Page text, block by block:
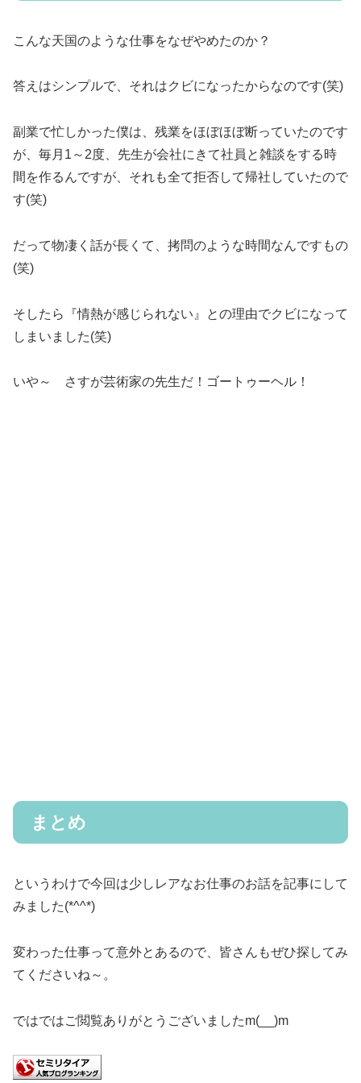
こんな天国のような仕事をなぜやめたのか？
答えはシンプルで、それはクビになったからなのです(笑)
副業で忙しかった僕は、残業をほぼほぼ断っていたのです
が、毎月1～2度、先生が会社にきて社員と雑談をする時
間を作るんですが、それも全て拒否して帰社していたので
す(笑)
だって物凄く話が長くて、拷問のような時間なんですもの
(笑)
そしたら『情熱が感じられない』との理由でクビになって
しまいました(笑)
いや～ さすが芸術家の先生だ！ゴートゥーヘル！
まとめ
というわけで今回は少しレアなお仕事のお話を記事にして
みました(*^^*)
変わった仕事って意外とあるので、皆さんもぜひ探してみ
てくださいね～。
ではではご閲覧ありがとうございましたm(__)m